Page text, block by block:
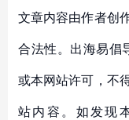
文章内容由作者创
合法性。出海易倡
或本网站许可，不
站内容。如发现